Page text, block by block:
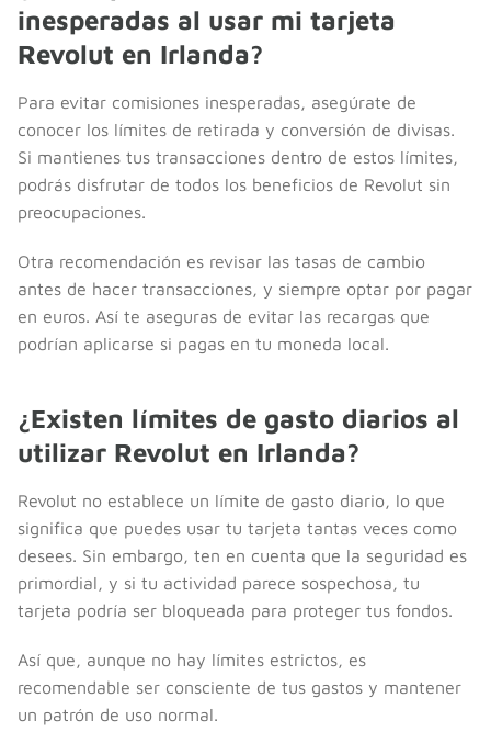
inesperadas al usar mi tarjeta
Revolut en Irlanda?
Para evitar comisiones inesperadas, asegúrate de
conocer los límites de retirada y conversión de divisas.
Si mantienes tus transacciones dentro de estos límites,
podrás disfrutar de todos los beneficios de Revolut sin
preocupaciones.
Otra recomendación es revisar las tasas de cambio
antes de hacer transacciones, y siempre optar por pagar
en euros. Así te aseguras de evitar las recargas que
podrían aplicarse si pagas en tu moneda local.
¿Existen límites de gasto diarios al
utilizar Revolut en Irlanda?
Revolut no establece un límite de gasto diario, lo que
significa que puedes usar tu tarjeta tantas veces como
desees. Sin embargo, ten en cuenta que la seguridad es
primordial, y si tu actividad parece sospechosa, tu
tarjeta podría ser bloqueada para proteger tus fondos.
Así que, aunque no hay límites estrictos, es
recomendable ser consciente de tus gastos y mantener
un patrón de uso normal.